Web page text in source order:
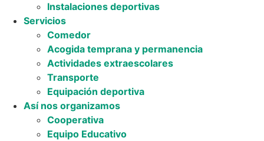
Instalaciones deportivas
Servicios
Comedor
Acogida temprana y permanencia
Actividades extraescolares
Transporte
Equipación deportiva
Así nos organizamos
Cooperativa
Equipo Educativo